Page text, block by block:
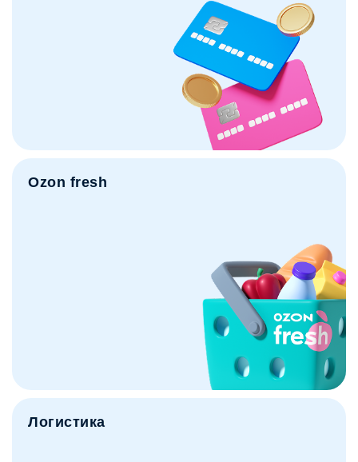
Ozon fresh
Логистика